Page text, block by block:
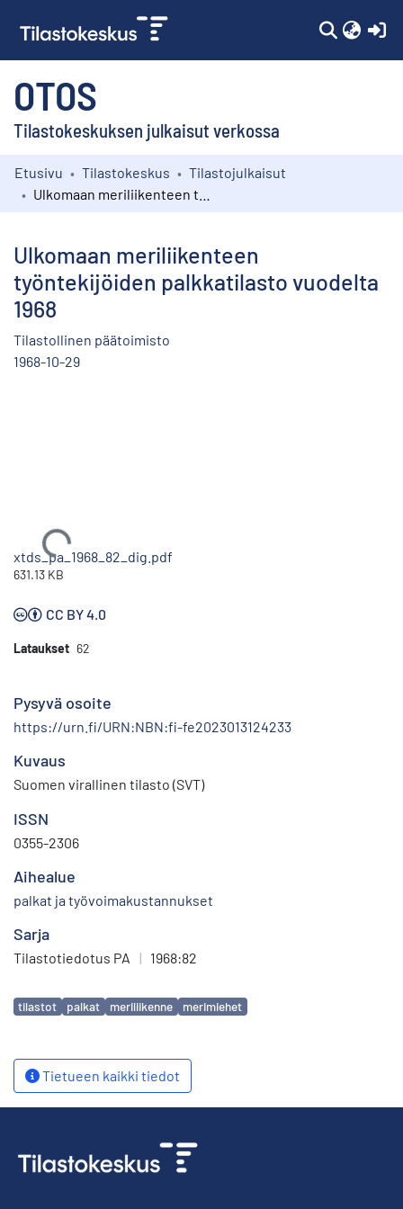
OTOS
Tilastokeskuksen julkaisut verkossa
Kokoelmat
Etusivu Tilastokeskus
Tilastojulkaisut
Ulkomaan meriliikenteen
työntekijöiden palkkatilasto vuodelta
1968
Tilastollinen päätoimisto
1968-10-29
Ladataan...
xtds_pa_1968_82_dig.pdf
631.13 KB
CC BY 4.0
Lataukset 62
Pysyvä osoite
https://urn.fi/URN:NBN:fi-fe2023013124233
Kuvaus
Suomen virallinen tilasto (SVT)
ISSN
0355-2306
Aihealue
palkat ja työvoimakustannukset
Sarja
Tilastotiedotus PA | 1968:82
Avainsanat
tilastot palkat meriliikenne merimiehet
Tietueen kaikki tiedot